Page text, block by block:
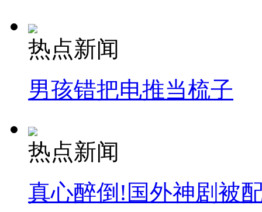
热点新闻
男孩错把电推当梳子
热点新闻
真心醉倒!国外神剧被